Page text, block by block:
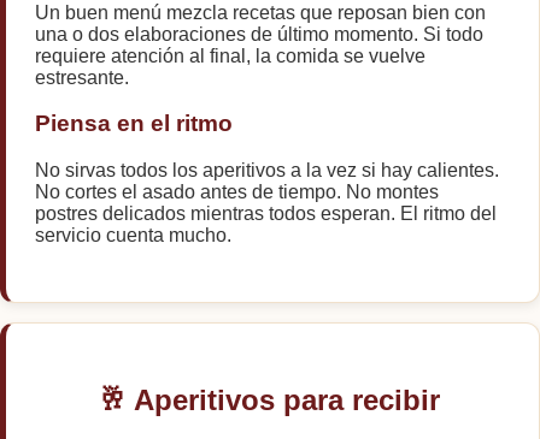
Un buen menú mezcla recetas que reposan bien con
una o dos elaboraciones de último momento. Si todo
requiere atención al final, la comida se vuelve
estresante.
Piensa en el ritmo
No sirvas todos los aperitivos a la vez si hay calientes.
No cortes el asado antes de tiempo. No montes
postres delicados mientras todos esperan. El ritmo del
servicio cuenta mucho.
🥂 Aperitivos para recibir